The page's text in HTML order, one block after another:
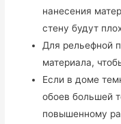
нанесения
стену будут
Для рельефной
материала,
Если в доме
обоев большей
повышенному